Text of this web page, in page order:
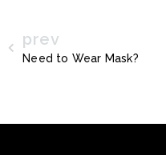
prev
Need to Wear Mask?